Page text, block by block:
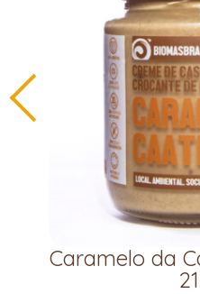
Caramelo da